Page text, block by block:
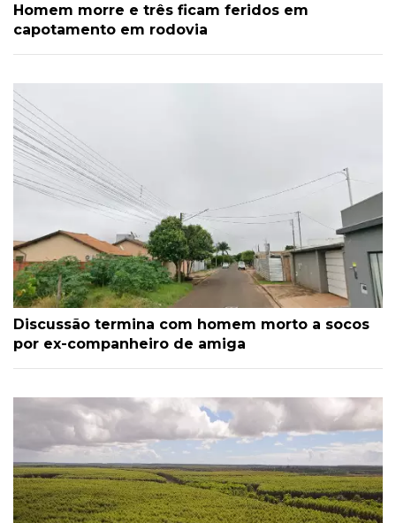
Homem morre e três ficam feridos em
capotamento em rodovia
Discussão termina com homem morto a socos
por ex-companheiro de amiga